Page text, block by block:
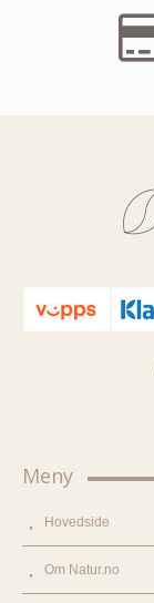
Meny
Hovedside
Om Natur.no